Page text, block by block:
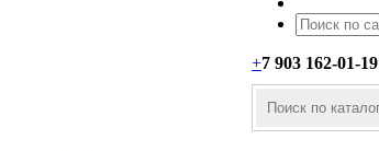
+7 903 162-01-19